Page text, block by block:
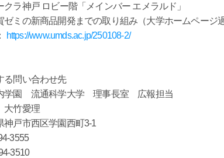
ラ神戸 ロビー階「メインバー エメラルド」
ゼミの新商品開発までの取り組み（大学ホームページ
https://www.umds.ac.jp/250108-2/
る問い合わせ先
学園 流通科学大学 理事長室 広報担当
竹愛理
神戸市西区学園西町3-1
3555
3510